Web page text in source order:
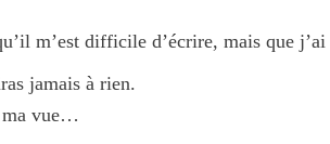
m’est difficile d’écrire, mais que j’ai
jamais à rien.
ma vue…